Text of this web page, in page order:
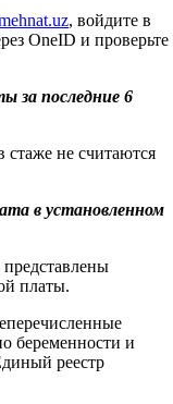
, войдите в
OneID и проверьте
за последние 6
не считаются
в установленном
платы.
беременности и
реестр